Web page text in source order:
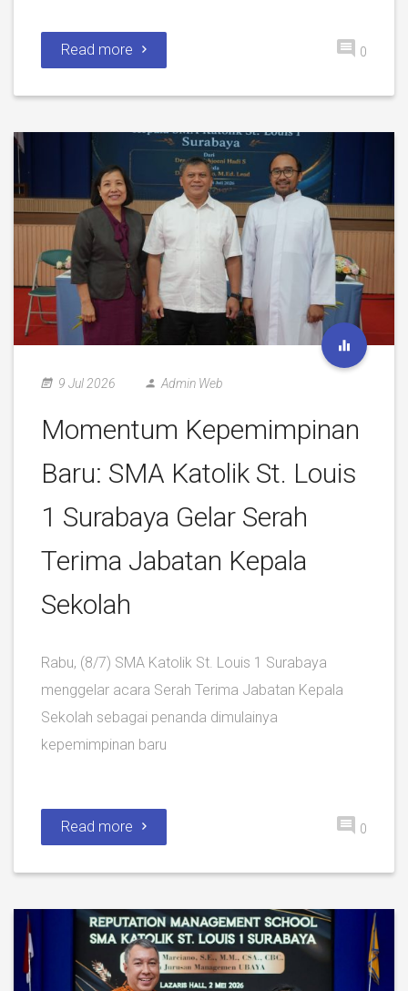
Read more 0
9 Jul 2026 Admin Web
Momentum Kepemimpinan
Baru: SMA Katolik St. Louis
1 Surabaya Gelar Serah
Terima Jabatan Kepala
Sekolah
Rabu, (8/7) SMA Katolik St. Louis 1 Surabaya
menggelar acara Serah Terima Jabatan Kepala
Sekolah sebagai penanda dimulainya
kepemimpinan baru
Read more 0